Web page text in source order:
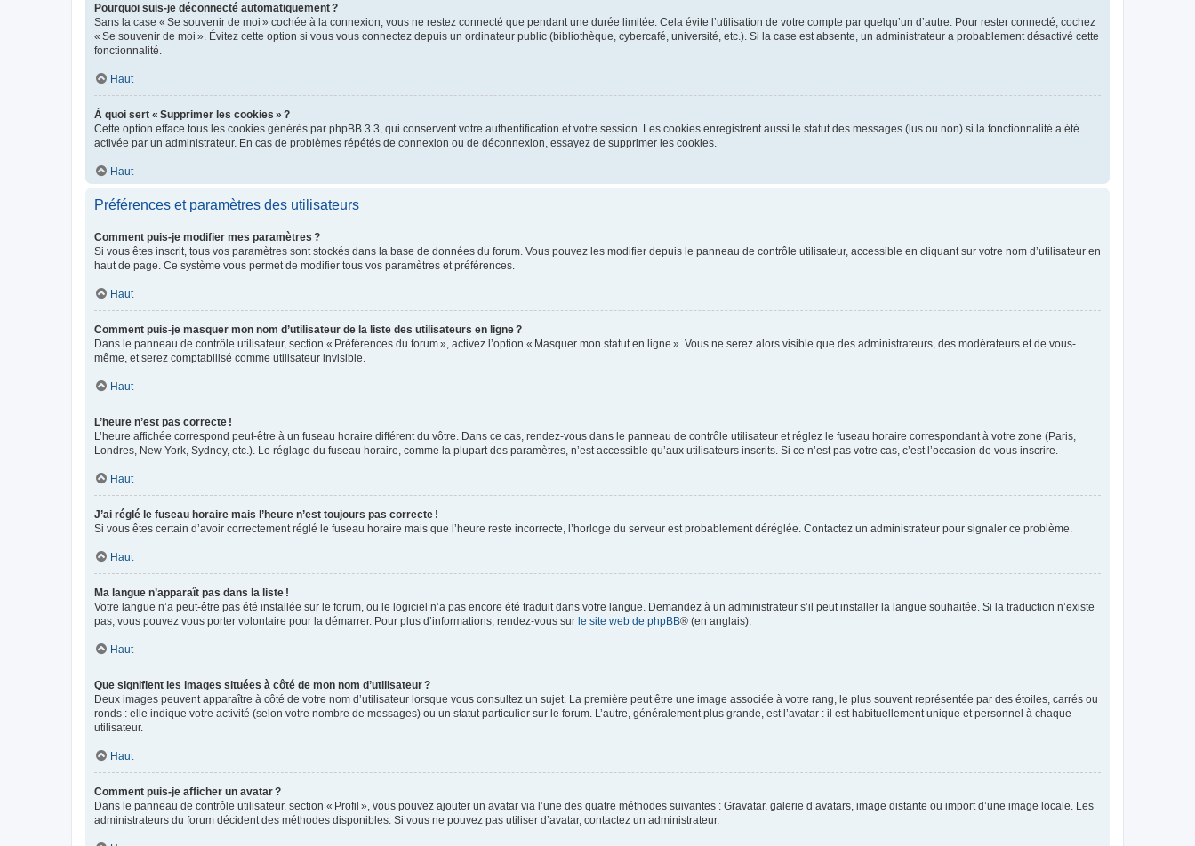
Pourquoi suis-je déconnecté automatiquement ?
Sans la case « Se souvenir de moi » cochée à la connexion, vous ne restez connecté que pendant une durée limitée. Cela évite l’utilisation de votre compte par quelqu’un d’autre. Pour rester connecté, cochez
« Se souvenir de moi ». Évitez cette option si vous vous connectez depuis un ordinateur public (bibliothèque, cybercafé, université, etc.). Si la case est absente, un administrateur a probablement désactivé cette
fonctionnalité.
Haut
À quoi sert « Supprimer les cookies » ?
Cette option efface tous les cookies générés par phpBB 3.3, qui conservent votre authentification et votre session. Les cookies enregistrent aussi le statut des messages (lus ou non) si la fonctionnalité a été
activée par un administrateur. En cas de problèmes répétés de connexion ou de déconnexion, essayez de supprimer les cookies.
Haut
Préférences et paramètres des utilisateurs
Comment puis-je modifier mes paramètres ?
Si vous êtes inscrit, tous vos paramètres sont stockés dans la base de données du forum. Vous pouvez les modifier depuis le panneau de contrôle utilisateur, accessible en cliquant sur votre nom d’utilisateur en
haut de page. Ce système vous permet de modifier tous vos paramètres et préférences.
Haut
Comment puis-je masquer mon nom d’utilisateur de la liste des utilisateurs en ligne ?
Dans le panneau de contrôle utilisateur, section « Préférences du forum », activez l’option « Masquer mon statut en ligne ». Vous ne serez alors visible que des administrateurs, des modérateurs et de vous-
même, et serez comptabilisé comme utilisateur invisible.
Haut
L’heure n’est pas correcte !
L’heure affichée correspond peut-être à un fuseau horaire différent du vôtre. Dans ce cas, rendez-vous dans le panneau de contrôle utilisateur et réglez le fuseau horaire correspondant à votre zone (Paris,
Londres, New York, Sydney, etc.). Le réglage du fuseau horaire, comme la plupart des paramètres, n’est accessible qu’aux utilisateurs inscrits. Si ce n’est pas votre cas, c’est l’occasion de vous inscrire.
Haut
J’ai réglé le fuseau horaire mais l’heure n’est toujours pas correcte !
Si vous êtes certain d’avoir correctement réglé le fuseau horaire mais que l’heure reste incorrecte, l’horloge du serveur est probablement déréglée. Contactez un administrateur pour signaler ce problème.
Haut
Ma langue n’apparaît pas dans la liste !
Votre langue n’a peut-être pas été installée sur le forum, ou le logiciel n’a pas encore été traduit dans votre langue. Demandez à un administrateur s’il peut installer la langue souhaitée. Si la traduction n’existe
pas, vous pouvez vous porter volontaire pour la démarrer. Pour plus d’informations, rendez-vous sur le site web de phpBB® (en anglais).
Haut
Que signifient les images situées à côté de mon nom d’utilisateur ?
Deux images peuvent apparaître à côté de votre nom d’utilisateur lorsque vous consultez un sujet. La première peut être une image associée à votre rang, le plus souvent représentée par des étoiles, carrés ou
ronds : elle indique votre activité (selon votre nombre de messages) ou un statut particulier sur le forum. L’autre, généralement plus grande, est l’avatar : il est habituellement unique et personnel à chaque
utilisateur.
Haut
Comment puis-je afficher un avatar ?
Dans le panneau de contrôle utilisateur, section « Profil », vous pouvez ajouter un avatar via l’une des quatre méthodes suivantes : Gravatar, galerie d’avatars, image distante ou import d’une image locale. Les
administrateurs du forum décident des méthodes disponibles. Si vous ne pouvez pas utiliser d’avatar, contactez un administrateur.